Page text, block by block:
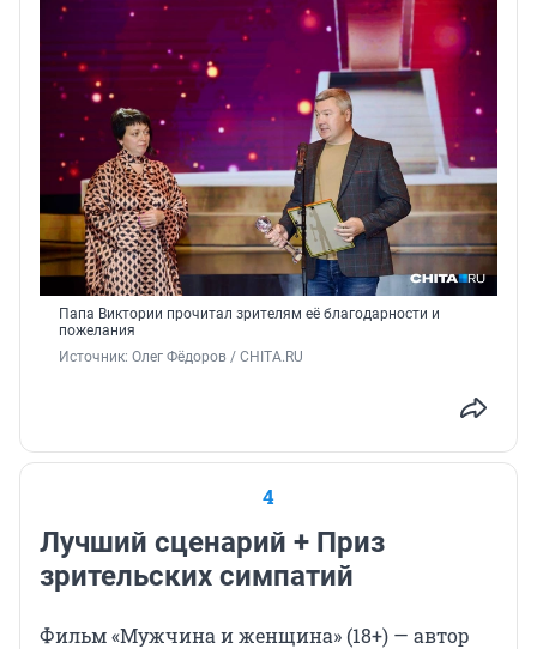
Папа Виктории прочитал зрителям её благодарности и
пожелания
Источник: Олег Фёдоров / CHITA.RU
4
Лучший сценарий + Приз
зрительских симпатий
Фильм «Мужчина и женщина» (18+) — автор